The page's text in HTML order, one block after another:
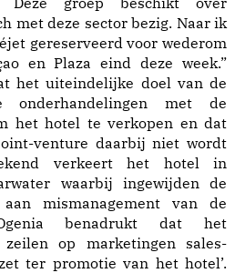
met deze sector bezig. Naar ik
gereserveerd voor wederom
en Plaza eind deze week.”
het uiteindelijke doel van de
onderhandelingen met de
het hotel te verkopen en dat
venture daarbij niet wordt
verkeert het hotel in
waarbij ingewijden de
mismanagement van de
benadrukt dat het
op marketingen sales-
ter promotie van het hotel’.